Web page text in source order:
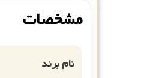
مشخصات
نام برند